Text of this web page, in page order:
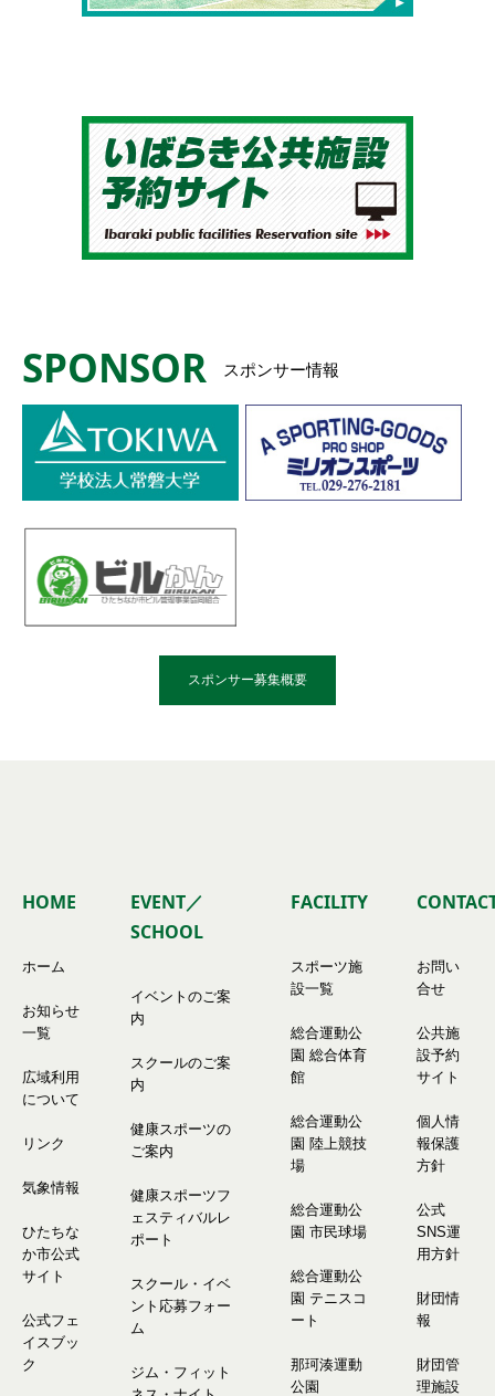
SPONSOR スポンサー情報
スポンサー募集概要
HOME
ホーム
お知らせ
一覧
広域利用
について
リンク
気象情報
ひたちな
か市公式
サイト
公式フェ
イスブッ
ク
EVENT／
SCHOOL
イベントのご案
内
スクールのご案
内
健康スポーツの
ご案内
健康スポーツフ
ェスティバルレ
ポート
スクール・イベ
ント応募フォー
ム
ジム・フィット
FACILITY
スポーツ施
設一覧
総合運動公
園 総合体育
館
総合運動公
園 陸上競技
場
総合運動公
園 市民球場
総合運動公
園 テニスコ
ート
那珂湊運動
公園
お問い
合せ
公共施
設予約
サイト
個人情
報保護
方針
公式
SNS運
用方針
財団情
報
財団管
理施設